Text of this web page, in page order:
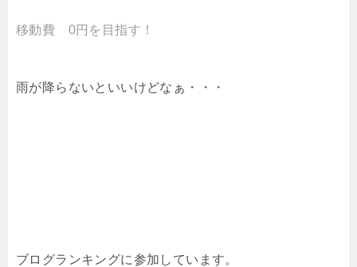
移動費 0円を目指す！
雨が降らないといいけどなぁ・・・
ブログランキングに参加しています。